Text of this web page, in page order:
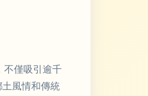
不僅吸引逾千
風情和傳統